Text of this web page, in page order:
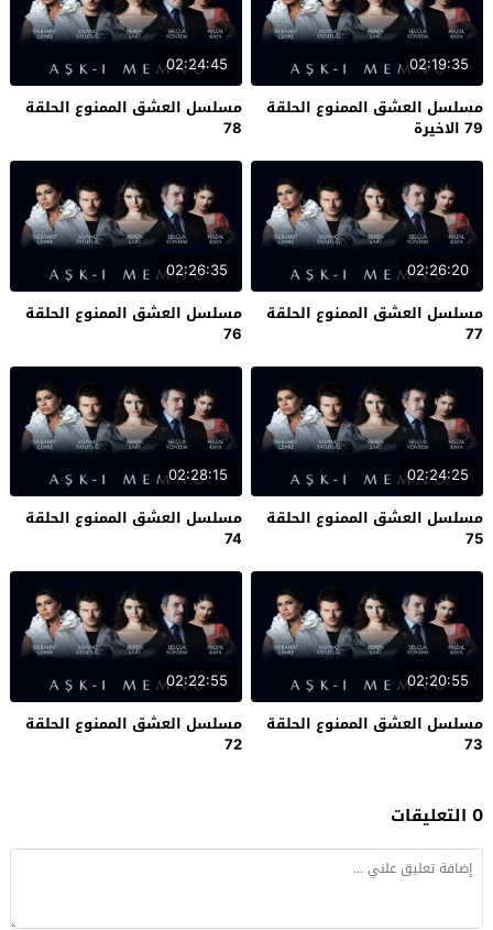
02:19:35
مسلسل العشق الممنوع الحلقة
79 الاخيرة
02:24:45
مسلسل العشق الممنوع الحلقة
78
02:26:20
مسلسل العشق الممنوع الحلقة
77
02:26:35
مسلسل العشق الممنوع الحلقة
76
02:24:25
مسلسل العشق الممنوع الحلقة
75
02:28:15
مسلسل العشق الممنوع الحلقة
74
02:20:55
مسلسل العشق الممنوع الحلقة
73
02:22:55
مسلسل العشق الممنوع الحلقة
72
0 التعليقات